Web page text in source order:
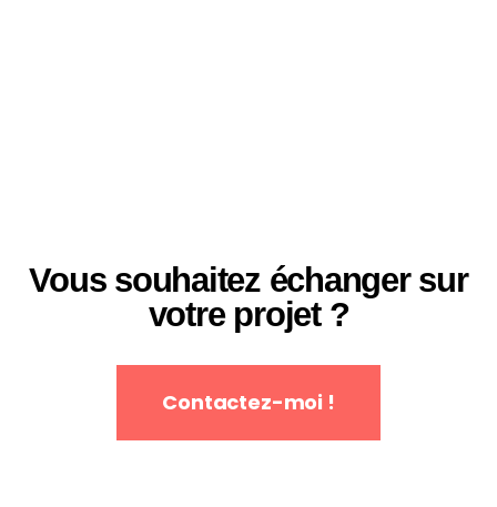
Vous souhaitez échanger sur
votre projet ?
Contactez-moi !